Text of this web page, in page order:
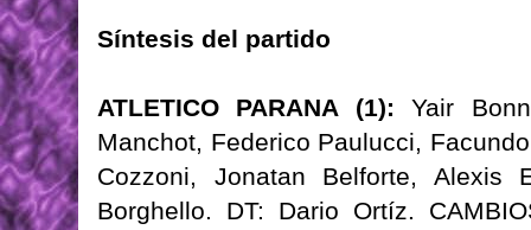
Síntesis del partido
ATLETICO PARANA (1): Yair
Manchot, Federico Paulucci,
Cozzoni, Jonatan Belforte, Alexis
Borghello. DT: Dario Ortíz.